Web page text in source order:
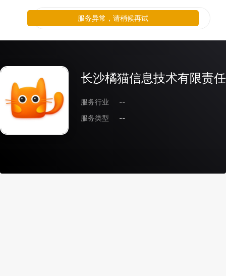
长沙橘猫信息技术有限责
服务行业
--
服务类型
--
服务异常，请稍候再试